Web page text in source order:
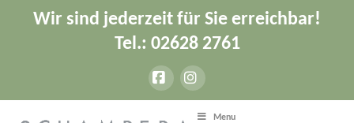
Wir sind jederzeit für Sie erreichbar!
Tel.: 02628 2761
FacebookInstagram
Menu